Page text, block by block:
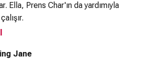
Ella, Prens Char'ın da yardımıyla
Jane